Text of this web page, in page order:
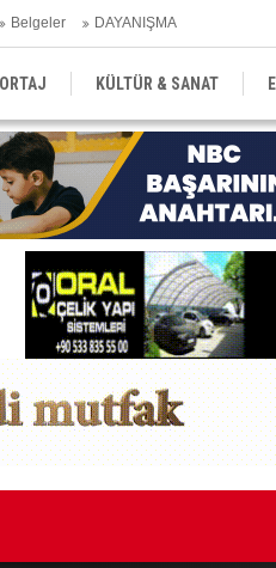
Belgeler DAYANIŞMA
KÜLTÜR & SANAT
SEKTÖR